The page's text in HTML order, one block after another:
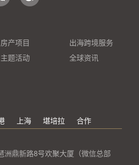
房产项目
出海跨境服务
主题活动
全球资讯
上海 堪培拉 合作
洲鼎新路8号欢聚大厦（微信总部